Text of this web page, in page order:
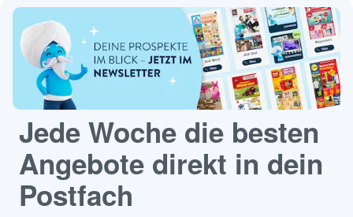
Jede Woche die besten
Angebote direkt in dein
Postfach